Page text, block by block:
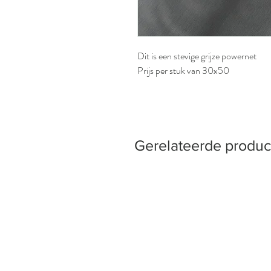
Dit is een stevige grijze powernet
Prijs per stuk van 30x50
Gerelateerde